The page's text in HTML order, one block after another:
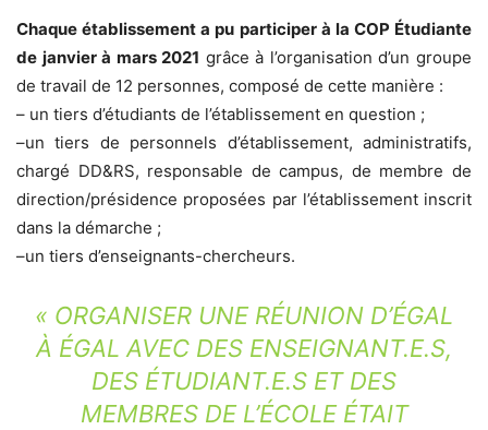
Chaque établissement a pu participer à la COP Étudiante
de janvier à mars 2021 grâce à l’organisation d’un groupe
de travail de 12 personnes, composé de cette manière :
– un tiers d’étudiants de l’établissement en question ;
–un tiers de personnels d’établissement, administratifs,
chargé DD&RS, responsable de campus, de membre de
direction/présidence proposées par l’établissement inscrit
dans la démarche ;
–un tiers d’enseignants-chercheurs.
« ORGANISER UNE RÉUNION D’ÉGAL
À ÉGAL AVEC DES ENSEIGNANT.E.S,
DES ÉTUDIANT.E.S ET DES
MEMBRES DE L’ÉCOLE ÉTAIT